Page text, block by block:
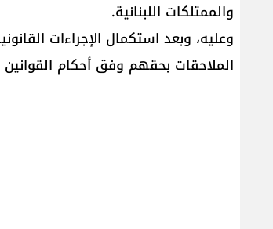
والممتلكات اللبنانية.
وعليه، وبعد استكمال الإجراءات
الملاحقات بحقهم وفق أحكام القوانين